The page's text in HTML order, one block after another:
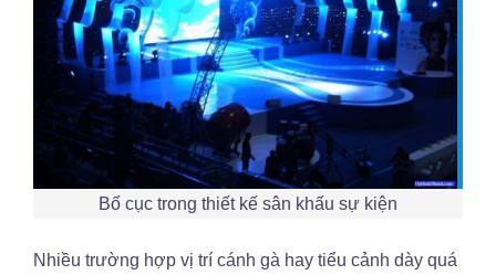
Bố cục trong thiết kế sân khấu sự kiện
Nhiều trường hợp vị trí cánh gà hay tiểu cảnh dày quá